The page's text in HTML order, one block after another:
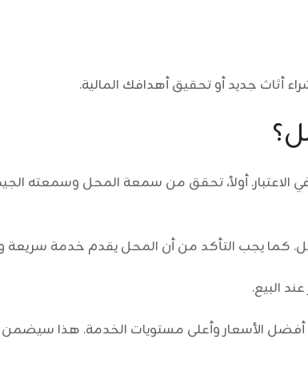
أثاث جديد أو تحقيق أهدافك المالية.
أولاً، تحقق من سمعة المحل وسمعته
كما يجب التأكد من أن المحل يقدم خدمة سريعة
البيع.
الأسعار وأعلى مستويات الخدمة. هذا سيضمن